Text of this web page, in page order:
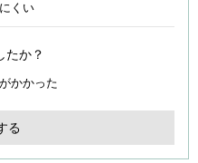
くい
たか？
かかった